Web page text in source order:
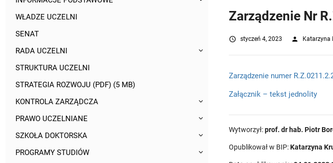
WŁADZE UCZELNI
SENAT
RADA UCZELNI
STRUKTURA UCZELNI
STRATEGIA ROZWOJU (PDF) (5 MB)
KONTROLA ZARZĄDCZA
PRAWO UCZELNIANE
SZKOŁA DOKTORSKA
PROGRAMY STUDIÓW
Zarządzenie Nr
access_time styczeń 4, 2023 person Katarzyna
Zarządzenie numer
Załącznik – tekst jednolity
Wytworzył:prof. dr hab. Piotr
Opublikował w BIP:Katarzyna